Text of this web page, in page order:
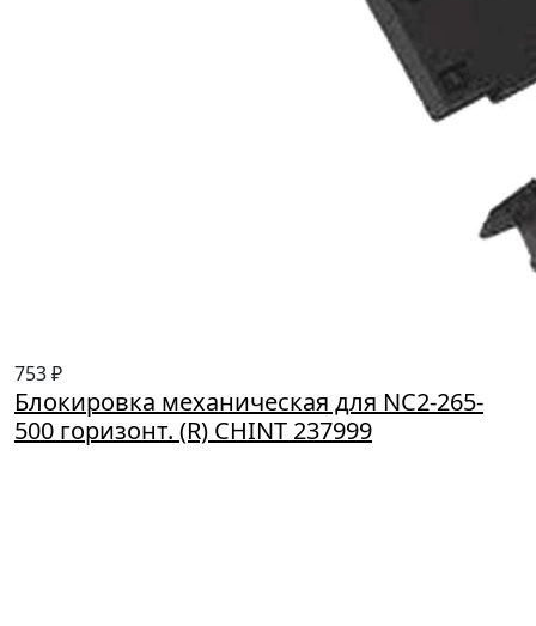
753 ₽
Блокировка механическая для NC2-265-
500 горизонт. (R) CHINT 237999